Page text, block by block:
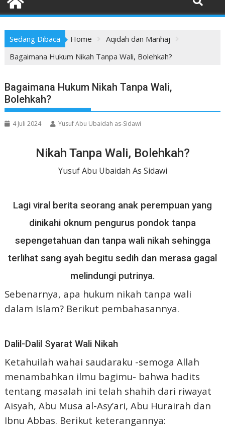
Sedang Dibaca Home
Aqidah dan Manhaj
Bagaimana Hukum Nikah Tanpa Wali, Bolehkah?
Bagaimana Hukum Nikah Tanpa Wali,
Bolehkah?
4 Juli 2024 Yusuf Abu Ubaidah as-Sidawi
Nikah Tanpa Wali, Bolehkah?
Yusuf Abu Ubaidah As Sidawi
Lagi viral berita seorang anak perempuan yang
dinikahi oknum pengurus pondok tanpa
sepengetahuan dan tanpa wali nikah sehingga
terlihat sang ayah begitu sedih dan merasa gagal
melindungi putrinya.
Sebenarnya, apa hukum nikah tanpa wali
dalam Islam? Berikut pembahasannya.
Dalil-Dalil Syarat Wali Nikah
Ketahuilah wahai saudaraku -semoga Allah
menambahkan ilmu bagimu- bahwa hadits
tentang masalah ini telah shahih dari riwayat
Aisyah, Abu Musa al-Asy’ari, Abu Hurairah dan
Ibnu Abbas. Berikut keterangannya: